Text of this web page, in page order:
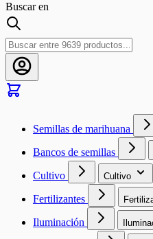
Buscar en
Semillas de marihuana
Bancos de semillas
Cultivo Cultivo
Fertilizantes
Iluminación